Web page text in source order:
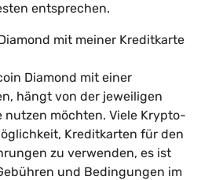
entsprechen.
mit meiner Kreditkarte
Diamond mit einer
hängt von der jeweiligen
nutzen möchten. Viele Krypto-
Kreditkarten für den
zu verwenden, es ist
und Bedingungen im